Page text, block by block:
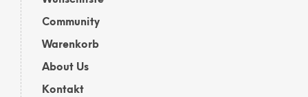
Community
Warenkorb
About Us
Kontakt